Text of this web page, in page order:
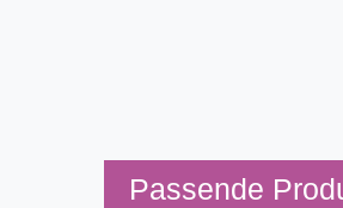
Passende